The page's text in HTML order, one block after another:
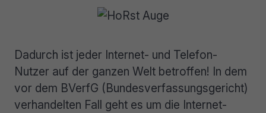
Dadurch ist jeder Internet- und Telefon-
Nutzer auf der ganzen Welt betroffen! In dem
vor dem BVerfG (Bundesverfassungsgericht)
verhandelten Fall geht es um die Internet-